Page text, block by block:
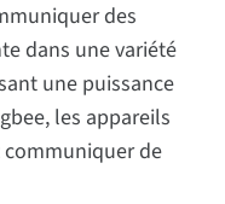
des
dans une variété
une puissance
les appareils
de